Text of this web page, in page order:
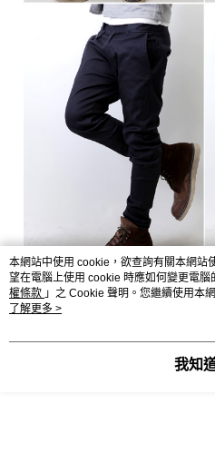
本網站中使用 cookie，欲查詢有關本網站
望在電腦上使用 cookie 時應如何變更電腦
權條款 」之 Cookie 聲明。您繼續使用本
用條款之 Cookie 聲明使用 cookie。
了解更多 >
我知